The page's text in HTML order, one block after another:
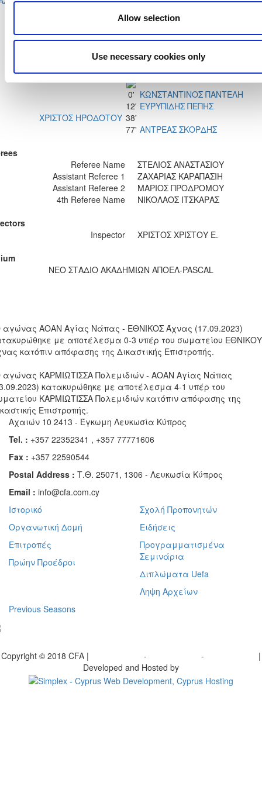
Allow selection
Use necessary cookies only
ΙΩΑΝΝΗΣ ΚΩΝΣΤΑΝΤΙΝΟΥ 47'
ΝΙΚΟΛΑΣ ΠΑΠΑΔΟΠΟΥΛΟΣ 94'
0' ΚΩΝΣΤΑΝΤΙΝΟΣ ΠΑΝΤΕΛΗ
12' ΕΥΡΥΠΙΔΗΣ ΠΕΠΗΣ
ΧΡΙΣΤΟΣ ΗΡΟΔΟΤΟΥ 38'
77' ΑΝΤΡΕΑΣ ΣΚΟΡΔΗΣ
Referee Name
ΣΤΕΛΙΟΣ ΑΝΑΣΤΑΣΙΟΥ
Assistant Referee 1
ΖΑΧΑΡΙΑΣ ΚΑΡΑΠΑΣΙΗ
Assistant Referee 2
ΜΑΡΙΟΣ ΠΡΟΔΡΟΜΟΥ
4th Referee Name
ΝΙΚΟΛΑΟΣ ΙΤΣΚΑΡΑΣ
Inspector
ΧΡΙΣΤΟΣ ΧΡΙΣΤΟΥ Ε.
ΝΕΟ ΣΤΑΔΙΟ ΑΚΑΔΗΜΙΩΝ ΑΠΟΕΛ-PASCAL
αγώνας ΑΟΑΝ Αγίας Νάπας - ΕΘΝΙΚΟΣ Άχνας (17.09.2023)
με αποτέλεσμα 0-3 υπέρ του σωματείου ΕΘΝΙΚΟΥ
κατόπιν απόφασης της Δικαστικής Επιστροπής.
αγώνας ΚΑΡΜΙΩΤΙΣΣΑ Πολεμιδιών - ΑΟΑΝ Αγίας Νάπας
κατακυρώθηκε με αποτέλεσμα 4-1 υπέρ του
ΚΑΡΜΙΩΤΙΣΣΑ Πολεμιδιών κατόπιν απόφασης της
Επιστροπής.
Αχαιών 10 2413 - Έγκωμη Λευκωσία Κύπρος
Tel. : +357 22352341 , +357 77771606
Fax : +357 22590544
Postal Address : Τ.Θ. 25071, 1306 - Λευκωσία Κύπρος
Email : info@cfa.com.cy
Ιστορικό
Οργανωτική Δομή
Επιτροπές
Πρώην Προέδροι
Σχολή Προπονητών
Ειδήσεις
Προγραμματισμένα
Σεμινάρια
Διπλώματα Uefa
Ληψη Αρχείων
Previous Seasons
Copyright © 2018 CFA | - -
|
Developed and Hosted by